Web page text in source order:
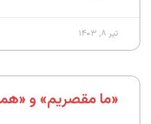
تیر ۸, ۱۴۰۳
«ما مقصریم» و